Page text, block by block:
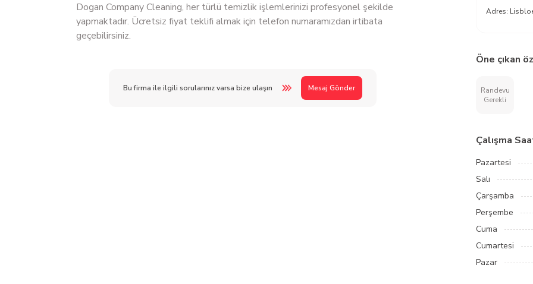
Dogan Company Cleaning, her türlü temizlik işlemlerinizi profesyonel şekilde
yapmaktadır. Ücretsiz fiyat teklifi almak için telefon numaramızdan irtibata
geçebilirsiniz.
Bu firma ile ilgili sorularınız varsa bize ulaşın Mesaj Gönder
Adres:
Öne çıkan
Randevu
Gerekli
Çalışma
Pazartesi
Salı
Çarşamba
Perşembe
Cuma
Cumartesi
Pazar